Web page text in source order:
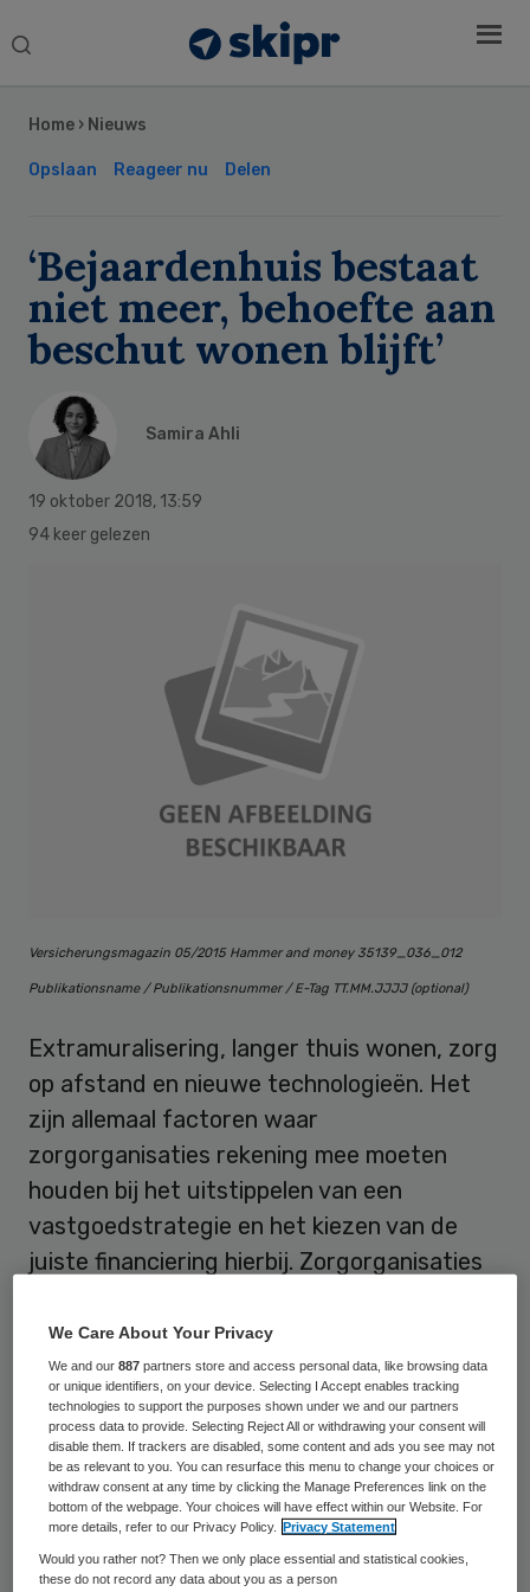
Search
Home › Nieuws
Opslaan Reageer nu Delen
‘Bejaardenhuis bestaat
niet meer, behoefte aan
beschut wonen blijft’
Samira Ahli
19 oktober 2018, 13:59
94 keer gelezen
Versicherungsmagazin 05/2015 Hammer and money 35139_036_012
Publikationsname / Publikationsnummer / E-Tag TT.MM.JJJJ (optional)
Extramuralisering, langer thuis wonen, zorg
op afstand en nieuwe technologieën. Het
zijn allemaal factoren waar
zorgorganisaties rekening mee moeten
houden bij het uitstippelen van een
vastgoedstrategie en het kiezen van de
juiste financiering hierbij. Zorgorganisaties
als richtsnoer gebruiken, stellen Geert van
der Heijden en Suzanne van Hoeve,
sectorspecialisten Gezondheidszorg bij de
Rabobank.
“Wat een optimale financiering is, hangt
helemaal af van de zorgvisie van een
organisatie”, zegt Van der Heijden.
Sidebar
We Care About Your Privacy
We and our887 partners store and access personal data, like browsing data
or unique identifiers, on your device. Selecting I Accept enables tracking
technologies to support the purposes shown under we and our partners
process data to provide. Selecting Reject All or withdrawing your consent will
disable them. If trackers are disabled, some content and ads you see may not
be as relevant to you. You can resurface this menu to change your choices or
withdraw consent at any time by clicking the Manage Preferences link on the
bottom of the webpage. Your choices will have effect within our Website. For
more details, refer to our Privacy Policy.
Privacy Statement
Would you rather not? Then we only place essential and statistical cookies,
these do not record any data about you as a person